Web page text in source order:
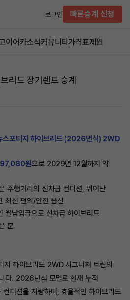
로그인 빠른승계 신청
이어카소식커뮤니티 가격표제원
리드 장기렌트 승계
스포티지 하이브리드 (2026년식) 2WD
원으로 2029년 12월까지 약
주행거리의 신차급 컨디션, 뛰어난
최신 편의/안전 옵션
월납입금으로 신차급 하이브리드
분
지 하이브리드 2WD 시그니처 트림의
다. 2026년식 모델로 현재 누적
디션을 자랑하며, 효율적인 하이브리드